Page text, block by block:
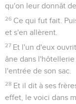
qu'on leur donnât
26 Ce qui fut fait.
et s'en allèrent.
27 Et l'un d'eux
âne dans
l'entrée de son sac.
28 Et il dit à ses
effet, le voici dans